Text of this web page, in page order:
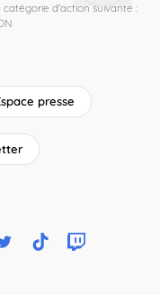
d'action suivante :
presse